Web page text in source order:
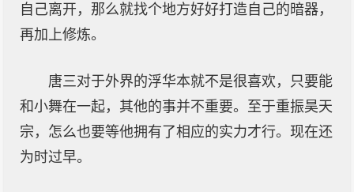
自己离开，那么就找个地方好好打造自己的暗器，
再加上修炼。
唐三对于外界的浮华本就不是很喜欢，只要能
和小舞在一起，其他的事并不重要。至于重振昊天
宗，怎么也要等他拥有了相应的实力才行。现在还
为时过早。